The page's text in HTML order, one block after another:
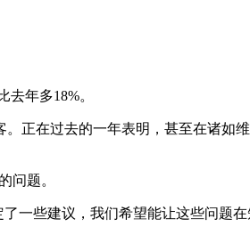
年多18%。
正在过去的一年表明，甚至在诸如
问题。
些建议，我们希望能让这些问题在